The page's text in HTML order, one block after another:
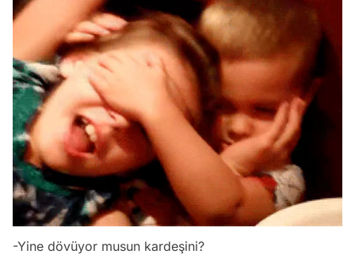
-Yine dövüyor musun kardeşini?